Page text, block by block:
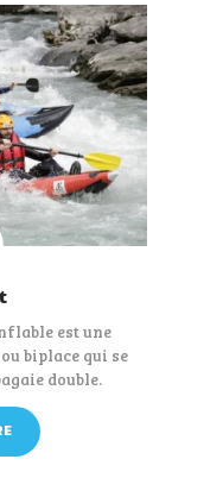
€
est une
biplace qui se
double.